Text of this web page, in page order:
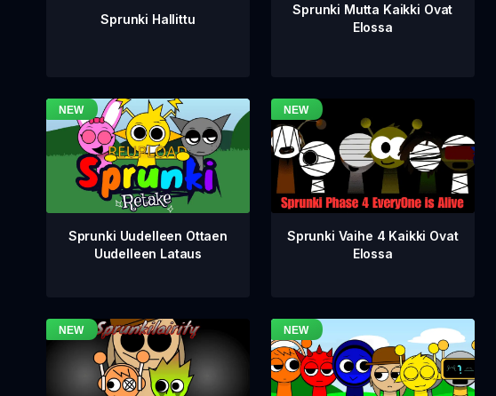
Sprunki Hallittu
Sprunki Mutta Kaikki Ovat
Elossa
Sprunki Uudelleen Ottaen
Uudelleen Lataus
Sprunki Vaihe 4 Kaikki Ovat
Elossa